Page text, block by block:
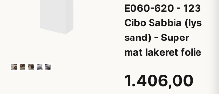
E060-620 - 123
Cibo Sabbia (lys
sand) - Super
mat lakeret folie
1.406,00